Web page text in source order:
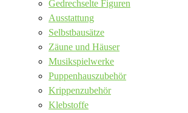
Gedrechselte Figuren
Ausstattung
Selbstbausätze
Zäune und Häuser
Musikspielwerke
Puppenhauszubehör
Krippenzubehör
Klebstoffe